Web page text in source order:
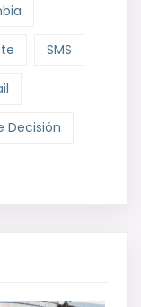
SMS
Decisión